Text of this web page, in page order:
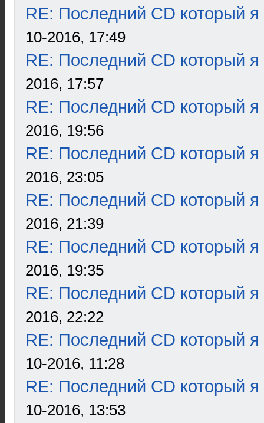
RE: Последний CD который я
10-2016, 17:49
RE: Последний CD который я
2016, 17:57
RE: Последний CD который я
2016, 19:56
RE: Последний CD который я
2016, 23:05
RE: Последний CD который я
2016, 21:39
RE: Последний CD который я
2016, 19:35
RE: Последний CD который я
2016, 22:22
RE: Последний CD который я
10-2016, 11:28
RE: Последний CD который я
10-2016, 13:53